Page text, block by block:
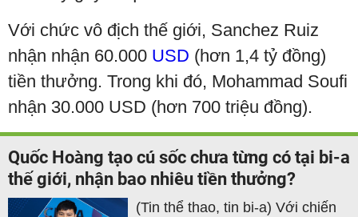
Với chức vô địch thế giới, Sanchez Ruiz
nhận nhận 60.000 USD (hơn 1,4 tỷ đồng)
tiền thưởng. Trong khi đó, Mohammad Soufi
nhận 30.000 USD (hơn 700 triệu đồng).
Quốc Hoàng tạo cú sốc chưa từng có tại bi-a
thế giới, nhận bao nhiêu tiền thưởng?
(Tin thể thao, tin bi-a) Với chiến